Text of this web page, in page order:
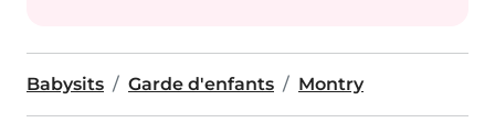
Babysits Garde d'enfants Montry